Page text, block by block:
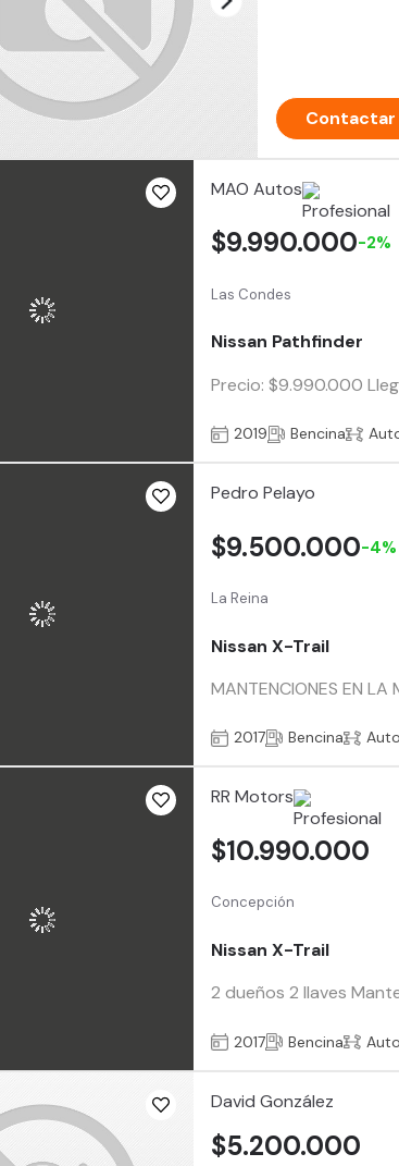
Contactar
MAO Autos
Las Condes
Nissan Pathfinder
Precio: $9.990.000
$9.990.000-2%
2019 Bencina
Pedro Pelayo
La Reina
Nissan X-Trail
MANTENCIONES EN LA
$9.500.000-4%
2017 Bencina
RR Motors
Concepción
Nissan X-Trail
2 dueños 2 llaves
$10.990.000
2017 Bencina
David González
$5.200.000